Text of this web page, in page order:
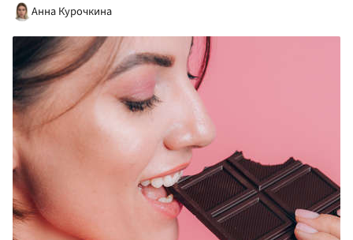
Анна Курочкина